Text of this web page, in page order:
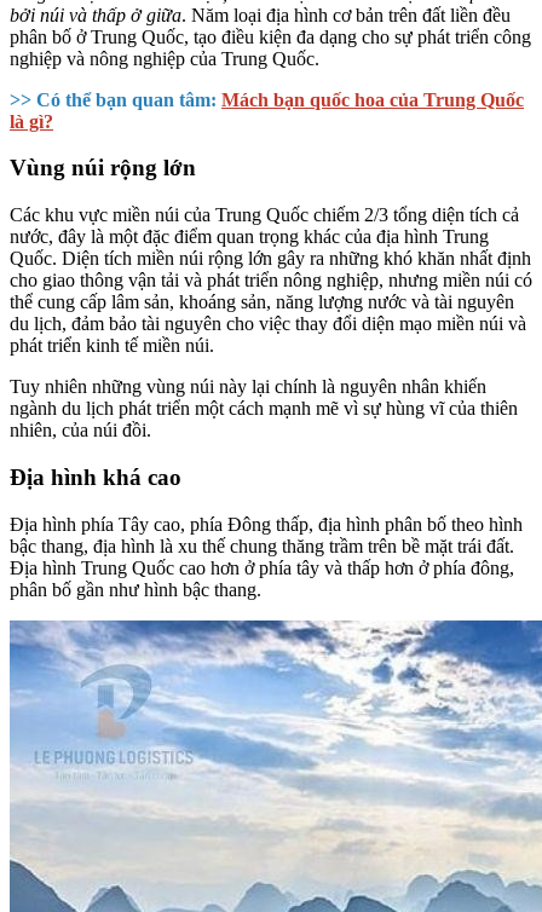
bởi núi và thấp ở giữa. Năm loại địa hình cơ bản trên đất liền đều
phân bố ở Trung Quốc, tạo điều kiện đa dạng cho sự phát triển công
nghiệp và nông nghiệp của Trung Quốc.
>> Có thể bạn quan tâm: Mách bạn quốc hoa của Trung Quốc
là gì?
Vùng núi rộng lớn
Các khu vực miền núi của Trung Quốc chiếm 2/3 tổng diện tích cả
nước, đây là một đặc điểm quan trọng khác của địa hình Trung
Quốc. Diện tích miền núi rộng lớn gây ra những khó khăn nhất định
cho giao thông vận tải và phát triển nông nghiệp, nhưng miền núi có
thể cung cấp lâm sản, khoáng sản, năng lượng nước và tài nguyên
du lịch, đảm bảo tài nguyên cho việc thay đổi diện mạo miền núi và
phát triển kinh tế miền núi.
Tuy nhiên những vùng núi này lại chính là nguyên nhân khiến
ngành du lịch phát triển một cách mạnh mẽ vì sự hùng vĩ của thiên
nhiên, của núi đồi.
Địa hình khá cao
Địa hình phía Tây cao, phía Đông thấp, địa hình phân bố theo hình
bậc thang, địa hình là xu thế chung thăng trầm trên bề mặt trái đất.
Địa hình Trung Quốc cao hơn ở phía tây và thấp hơn ở phía đông,
phân bố gần như hình bậc thang.